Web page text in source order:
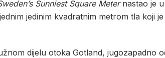
Sunniest Square Meternastao je u
jedinim kvadratnim metrom tla koji
dijelu otoka Gotland, jugozapadno